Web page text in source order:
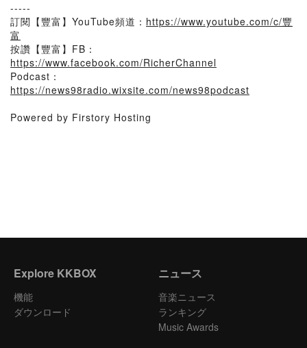
-----
訂閱【豐富】YouTube頻道： https://www.youtube.com/c/豐
富
按讚【豐富】FB：
https://www.facebook.com/RicherChannel
Podcast：
https://news98radio.wixsite.com/news98podcast
Powered by Firstory Hosting
Explore KKBOX
機能
ダウンロード
ニュース
音楽ニュース
ランキング
Music Awards